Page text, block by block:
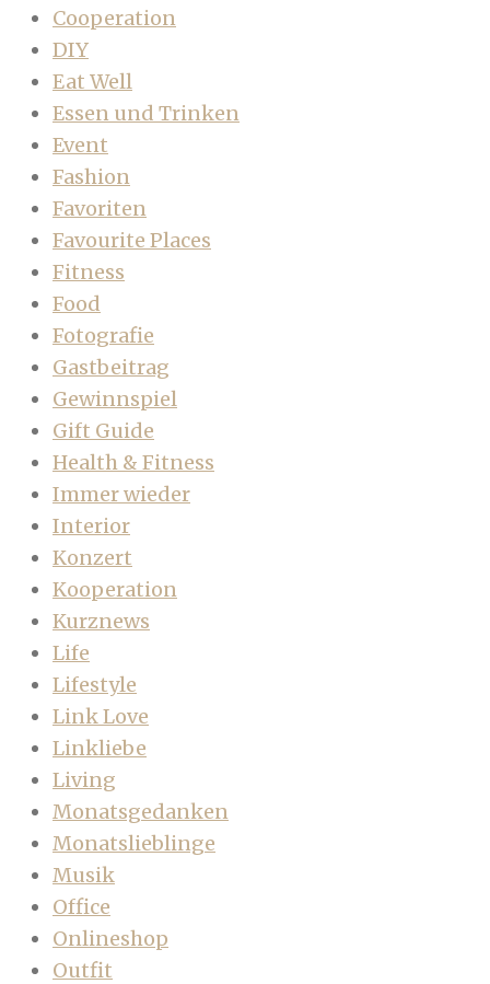
Cooperation
DIY
Eat Well
Essen und Trinken
Event
Fashion
Favoriten
Favourite Places
Fitness
Food
Fotografie
Gastbeitrag
Gewinnspiel
Gift Guide
Health & Fitness
Immer wieder
Interior
Konzert
Kooperation
Kurznews
Life
Lifestyle
Link Love
Linkliebe
Living
Monatsgedanken
Monatslieblinge
Musik
Office
Onlineshop
Outfit